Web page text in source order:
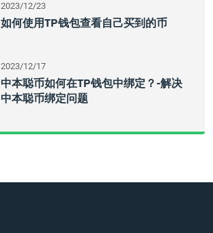
2023/12/23
如何使用TP钱包查看自己买到的币
2023/12/17
中本聪币如何在TP钱包中绑定？-解决
中本聪币绑定问题